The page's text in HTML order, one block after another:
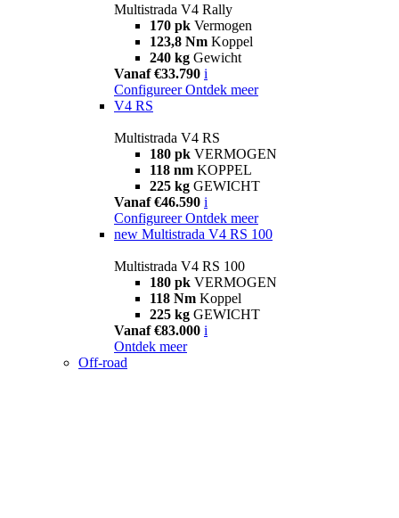
Multistrada V4 Rally
170 pk Vermogen
123,8 Nm Koppel
240 kg Gewicht
Vanaf €33.790 i
Configureer Ontdek meer
V4 RS
Multistrada V4 RS
180 pk VERMOGEN
118 nm KOPPEL
225 kg GEWICHT
Vanaf €46.590 i
Configureer Ontdek meer
new Multistrada V4 RS 100
Multistrada V4 RS 100
180 pk VERMOGEN
118 Nm Koppel
225 kg GEWICHT
Vanaf €83.000 i
Ontdek meer
Off-road